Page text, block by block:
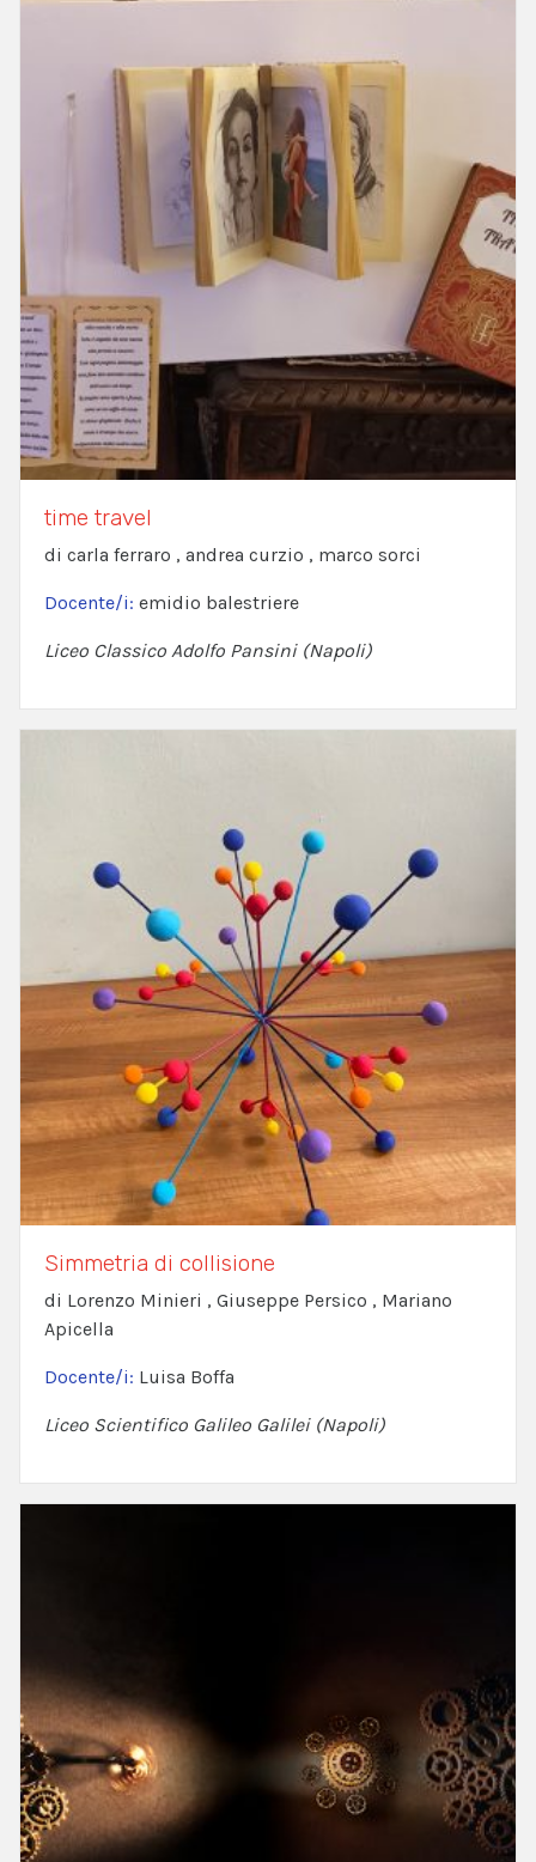
time travel
di carla ferraro , andrea curzio , marco sorci
Docente/i: emidio balestriere
Liceo Classico Adolfo Pansini (Napoli)
Simmetria di collisione
di Lorenzo Minieri , Giuseppe Persico , Mariano
Apicella
Docente/i: Luisa Boffa
Liceo Scientifico Galileo Galilei (Napoli)